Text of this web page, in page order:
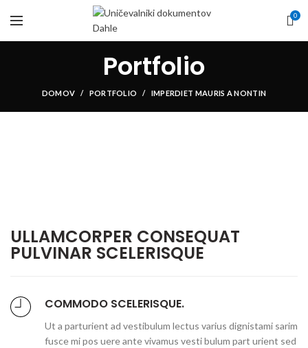
0
Portfolio
DOMOV PORTFOLIO IMPERDIET MAURIS A NONTIN
ULLAMCORPER CONSEQUAT
PULVINAR SCELERISQUE
COMMODO SCELERISQUE.
Ut a parturient ad vestibulum lectus varius dignistami sarim
fusce mi pos uere ante vivamus vesti bulum part urient sed